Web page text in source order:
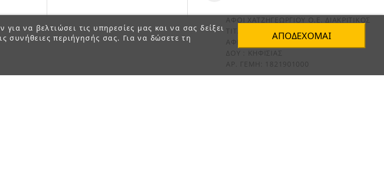
να βελτιώσει τις υπηρεσίες μας και να σας δείξει
συνήθειες περιήγησής σας. Για να δώσετε τη
ΑΠΟΔΈΧΟΜΑΙ
ΑΦΟΙ ΧΑΤΖΗΓΕΩΡΓΙΟΥ Ο.Ε. ΔΙΑΚΡΙΤΙΚΟΣ
ΤΙΤΛΟΣ «PET FAN»
ΑΦΜ : 082864093
ΔΟΥ : ΚΗΦΙΣΙΑΣ
ΑΡ. ΓΕΜΗ: 1821901000